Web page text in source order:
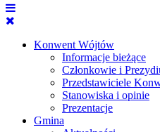
Konwent Wójtów
Informacje bieżące
Członkowie i
Przedstawiciele
Stanowiska i opinie
Prezentacje
Gmina